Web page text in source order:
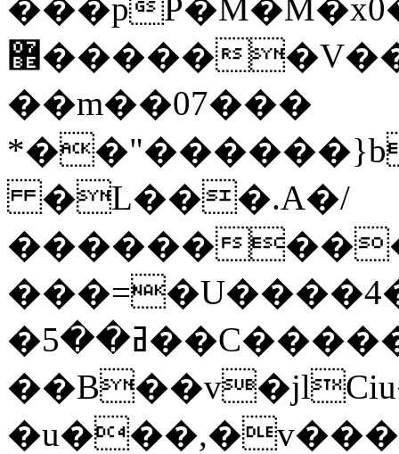
���p
޾������V��yDt��o�?
��m��07���
�L���.A�/
������
�ߥ��5��C�����*d�i�{������^�V��q�O�߿��шħlz��ɯ���w^O�
�u���,�v���|